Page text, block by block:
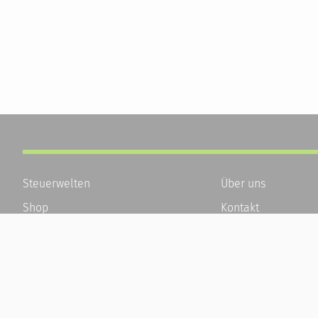
Steuerwelten
Shop
Über uns
Kontakt